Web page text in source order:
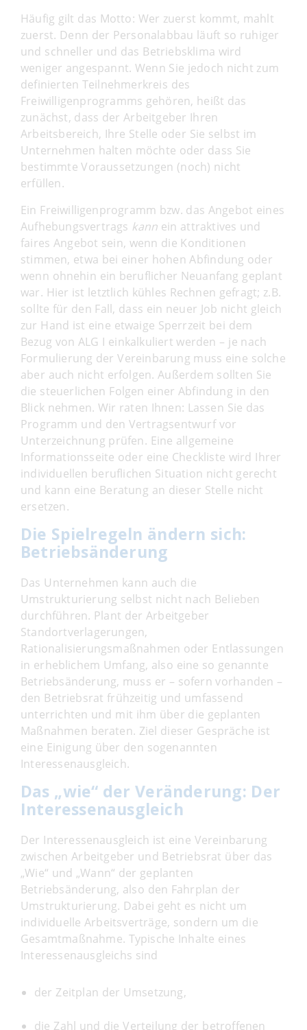
Häufig gilt das Motto: Wer zuerst kommt, mahlt
zuerst. Denn der Personalabbau läuft so ruhiger
und schneller und das Betriebsklima wird
weniger angespannt. Wenn Sie jedoch nicht zum
definierten Teilnehmerkreis des
Freiwilligenprogramms gehören, heißt das
zunächst, dass der Arbeitgeber Ihren
Arbeitsbereich, Ihre Stelle oder Sie selbst im
Unternehmen halten möchte oder dass Sie
bestimmte Voraussetzungen (noch) nicht
erfüllen.
Ein Freiwilligenprogramm bzw. das Angebot eines
Aufhebungsvertrags kann ein attraktives und
faires Angebot sein, wenn die Konditionen
stimmen, etwa bei einer hohen Abfindung oder
wenn ohnehin ein beruflicher Neuanfang geplant
war. Hier ist letztlich kühles Rechnen gefragt; z.B.
sollte für den Fall, dass ein neuer Job nicht gleich
zur Hand ist eine etwaige Sperrzeit bei dem
Bezug von ALG I einkalkuliert werden – je nach
Formulierung der Vereinbarung muss eine solche
aber auch nicht erfolgen. Außerdem sollten Sie
die steuerlichen Folgen einer Abfindung in den
Blick nehmen. Wir raten Ihnen: Lassen Sie das
Programm und den Vertragsentwurf vor
Unterzeichnung prüfen. Eine allgemeine
Informationsseite oder eine Checkliste wird Ihrer
individuellen beruflichen Situation nicht gerecht
und kann eine Beratung an dieser Stelle nicht
ersetzen.
Die Spielregeln ändern sich:
Betriebsänderung
Das Unternehmen kann auch die
Umstrukturierung selbst nicht nach Belieben
durchführen. Plant der Arbeitgeber
Standortverlagerungen,
Rationalisierungsmaßnahmen oder Entlassungen
in erheblichem Umfang, also eine so genannte
Betriebsänderung, muss er – sofern vorhanden –
den Betriebsrat frühzeitig und umfassend
unterrichten und mit ihm über die geplanten
Maßnahmen beraten. Ziel dieser Gespräche ist
eine Einigung über den sogenannten
Interessenausgleich.
Das „wie“ der Veränderung: Der
Interessenausgleich
Der Interessenausgleich ist eine Vereinbarung
zwischen Arbeitgeber und Betriebsrat über das
„Wie“ und „Wann“ der geplanten
Betriebsänderung, also den Fahrplan der
Umstrukturierung. Dabei geht es nicht um
individuelle Arbeitsverträge, sondern um die
Gesamtmaßnahme. Typische Inhalte eines
Interessenausgleichs sind
der Zeitplan der Umsetzung,
die Zahl und die Verteilung der betroffenen